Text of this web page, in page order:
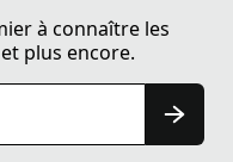
à connaître les
plus encore.